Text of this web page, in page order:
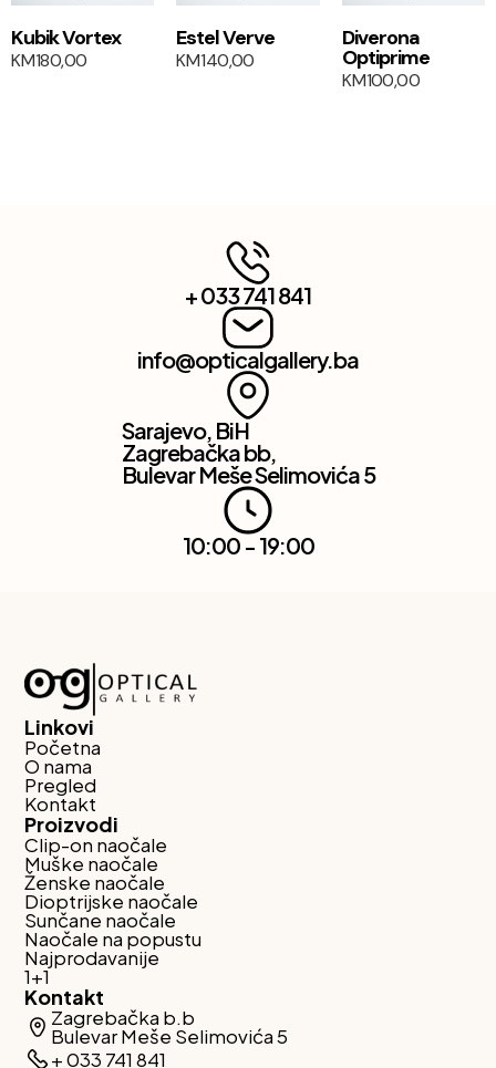
Kubik Vortex
KM180,00
Estel Verve
KM140,00
Diverona
Optiprime
KM100,00
+ 033 741 841
info@opticalgallery.ba
Sarajevo, BiH
Zagrebačka bb,
Bulevar Meše Selimovića 5
10:00 - 19:00
Linkovi
Početna
O nama
Pregled
Kontakt
Proizvodi
Clip-on naočale
Muške naočale
Ženske naočale
Dioptrijske naočale
Sunčane naočale
Naočale na popustu
Najprodavanije
1+1
Kontakt
Zagrebačka b.b
Bulevar Meše Selimovića 5
+ 033 741 841